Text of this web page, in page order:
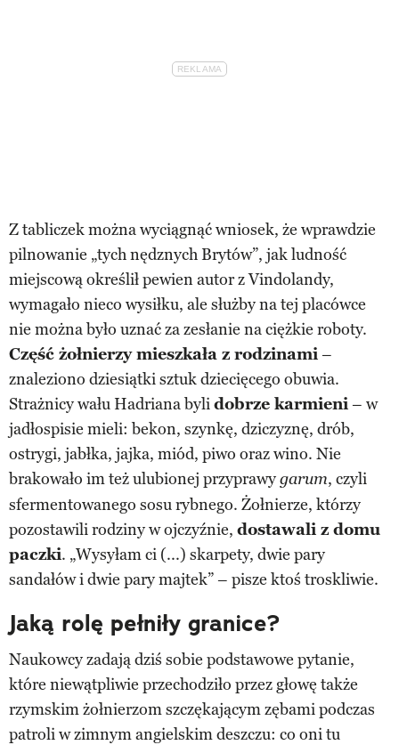
Z tabliczek można wyciągnąć wniosek, że wprawdzie
pilnowanie „tych nędznych Brytów”, jak ludność
miejscową określił pewien autor z Vindolandy,
wymagało nieco wysiłku, ale służby na tej placówce
nie można było uznać za zesłanie na ciężkie roboty.
Część żołnierzy mieszkała z rodzinami–
znaleziono dziesiątki sztuk dziecięcego obuwia.
Strażnicy wału Hadriana bylidobrze karmieni– w
jadłospisie mieli: bekon, szynkę, dziczyznę, drób,
ostrygi, jabłka, jajka, miód, piwo oraz wino. Nie
brakowało im też ulubionej przyprawygarum, czyli
sfermentowanego sosu rybnego. Żołnierze, którzy
pozostawili rodziny w ojczyźnie, dostawali z domu
paczki. „Wysyłam ci (...) skarpety, dwie pary
sandałów i dwie pary majtek” – pisze ktoś troskliwie.
Jaką rolę pełniły granice?
Naukowcy zadają dziś sobie podstawowe pytanie,
które niewątpliwie przechodziło przez głowę także
rzymskim żołnierzom szczękającym zębami podczas
patroli w zimnym angielskim deszczu: co oni tu